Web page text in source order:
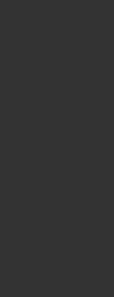
TRIO ハイライター